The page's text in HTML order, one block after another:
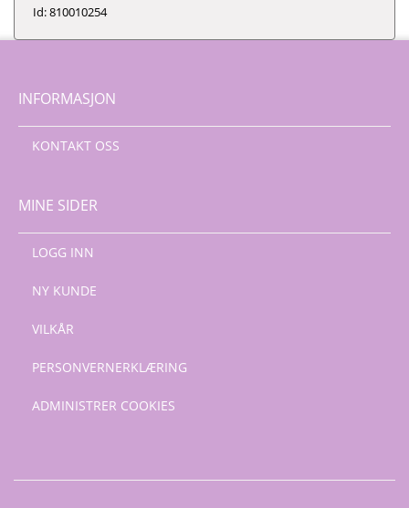
Id: 810010254
INFORMASJON
KONTAKT OSS
MINE SIDER
LOGG INN
NY KUNDE
VILKÅR
PERSONVERNERKLÆRING
ADMINISTRER COOKIES